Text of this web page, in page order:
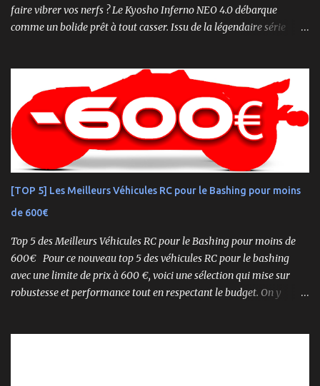
faire vibrer vos nerfs ? Le Kyosho Inferno NEO 4.0 débarque
comme un bolide prêt à tout casser. Issu de la légendaire série
de boîte. 🏆 Héritage de Compétition, Prêt pour l’Aventure Basé sur
une plateforme au palmarès impressionnant — dont plusieurs
titres de champion du monde — le NEO 4.0 est conçu pour la
performance pure. Que vous soyez débutant ou mordu confirmé ,
ce buggy offre une prise en main rapide , une construction robuste
et une conduite précise , aussi bien sur piste que sur terrain
assemblé Moteur thermique KE21SP avec lanceur manuel
Électronique installée Carrosserie peinte et décorée Radio à volant
[TOP 5] Les Meilleurs Véhicules RC pour le Bashing pour moins
de 600€
Top 5 des Meilleurs Véhicules RC pour le Bashing pour moins de
600€ Pour ce nouveau top 5 des véhicules RC pour le bashing
avec une limite de prix à 600 €, voici une sélection qui mise sur
robustesse et performance tout en respectant le budget. On y